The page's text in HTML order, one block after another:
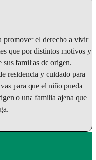
promover el derecho a vivir
que por distintos motivos y
sus familias de origen.
residencia y cuidado para
para que el niño pueda
o una familia ajena que